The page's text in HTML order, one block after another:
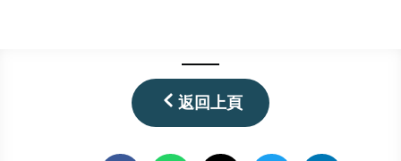
返回上頁